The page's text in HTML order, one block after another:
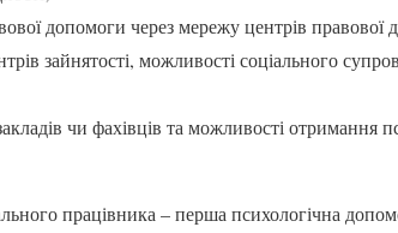
допомоги через мережу центрів правової
зайнятості, можливості соціального
чи фахівців та можливості отримання
працівника – перша психологічна